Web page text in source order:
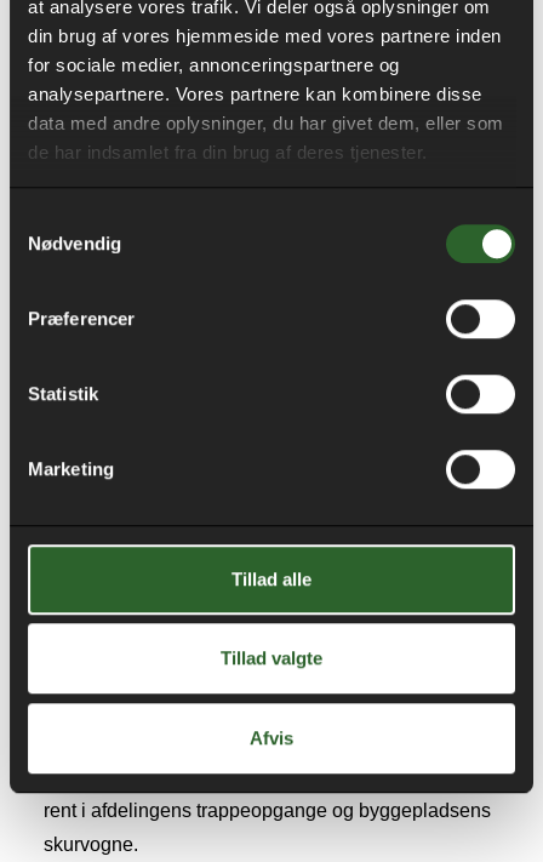
at analysere vores trafik. Vi deler også oplysninger om
din brug af vores hjemmeside med vores partnere inden
for sociale medier, annonceringspartnere og
analysepartnere. Vores partnere kan kombinere disse
data med andre oplysninger, du har givet dem, eller som
de har indsamlet fra din brug af deres tjenester.
Nødvendig
Præferencer
Statistik
Marketing
Tillad alle
Tillad valgte
Afvis
afgørende for at sikre fremdrift og en succesfuld
renoveringsproces. I et tæt samarbejde mellem
ALBOAs lokale boligsociale medarbejdere
gennemfører vi derfor forskellige sociale initiativer og
beskæftigelsessindsater, hvor beboerne inddrages
Social ansvarlighed
Med renoveringen som omdrejningspunkt sætter vi
samarbejde med ALBOAs lokale boligsociale indsats
gennemfører vi forskellige sociale initiativer samt
beboere.
Andersen VVS og Bytømreren, er der ansat to lokale
beboere under den 3-årige lange renovering. En af
dem er Asmar Yousif, som kom til Danmark i 2018
med sin mand og to børn. Hun er nu ansat til at gøre
rent i afdelingens trappeopgange og byggepladsens
skurvogne.